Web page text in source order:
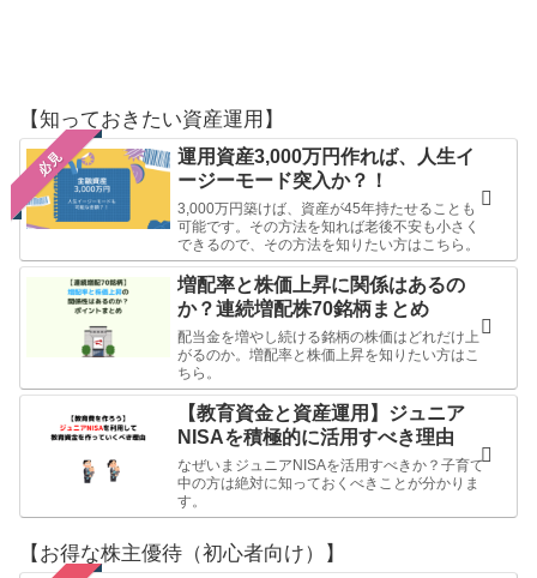
【知っておきたい資産運用】
必見
運用資産3,000万円作れば、人生イ
ージーモード突入か？！
3,000万円築けば、資産が45年持たせることも
可能です。その方法を知れば老後不安も小さく
できるので、その方法を知りたい方はこちら。
増配率と株価上昇に関係はあるの
か？連続増配株70銘柄まとめ
配当金を増やし続ける銘柄の株価はどれだけ上
がるのか。増配率と株価上昇を知りたい方はこ
ちら。
【教育資金と資産運用】ジュニア
NISAを積極的に活用すべき理由
なぜいまジュニアNISAを活用すべきか？子育て
中の方は絶対に知っておくべきことが分かりま
す。
【お得な株主優待（初心者向け）】